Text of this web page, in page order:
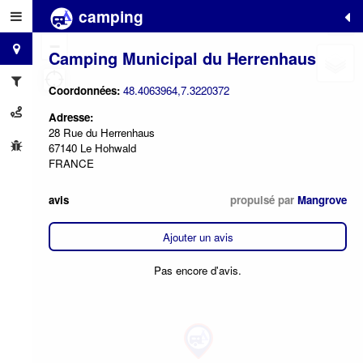
camping
Camping Municipal du Herrenhaus
Coordonnées: 48.4063964,7.3220372
Adresse:
28 Rue du Herrenhaus
67140 Le Hohwald
FRANCE
avis propulsé par Mangrove
Ajouter un avis
Pas encore d'avis.
+